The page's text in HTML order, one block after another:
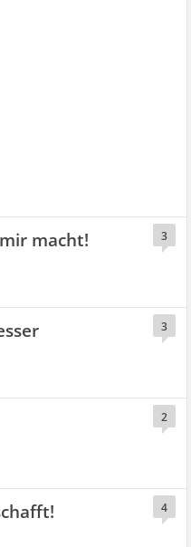
macht! 3
3
2
4